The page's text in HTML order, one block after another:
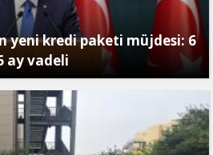
yeni kredi paketi müjdesi: 6
ay vadeli